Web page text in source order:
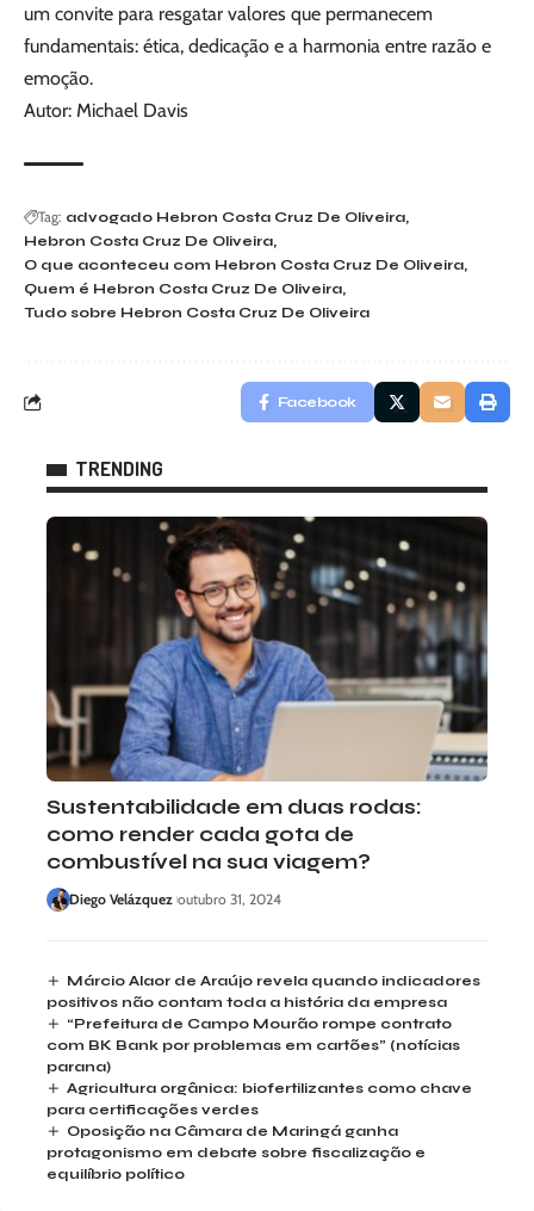
um convite para resgatar valores que permanecem
fundamentais: ética, dedicação e a harmonia entre razão e
emoção.
Autor: Michael Davis
Tag: advogado Hebron Costa Cruz De Oliveira
Hebron Costa Cruz De Oliveira
O que aconteceu com Hebron Costa Cruz De Oliveira
Quem é Hebron Costa Cruz De Oliveira
Tudo sobre Hebron Costa Cruz De Oliveira
Facebook
TRENDING
Sustentabilidade em duas rodas:
como render cada gota de
combustível na sua viagem?
Diego Velázquez outubro 31, 2024
Márcio Alaor de Araújo revela quando indicadores
positivos não contam toda a história da empresa
“Prefeitura de Campo Mourão rompe contrato
com BK Bank por problemas em cartões” (notícias
parana)
Agricultura orgânica: biofertilizantes como chave
para certificações verdes
Oposição na Câmara de Maringá ganha
protagonismo em debate sobre fiscalização e
equilíbrio político